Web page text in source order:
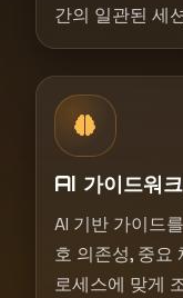
간의 일관된 세
AI 가이드워
AI 기반 가이드
호 의존성, 중요
로세스에 맞게